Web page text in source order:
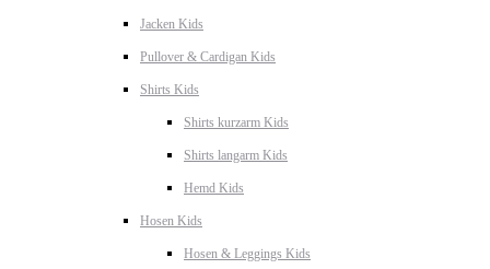
Jacken Kids
Pullover & Cardigan Kids
Shirts Kids
Shirts kurzarm Kids
Shirts langarm Kids
Hemd Kids
Hosen Kids
Hosen & Leggings Kids